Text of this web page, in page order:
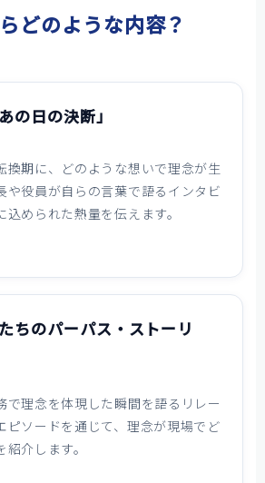
どのような内容？
の日の決断」
換期に、どのような想いで理念が生
や役員が自らの言葉で語るインタビ
められた熱量を伝えます。
ちのパーパス・ストーリ
で理念を体現した瞬間を語るリレー
ピソードを通じて、理念が現場でど
介します。